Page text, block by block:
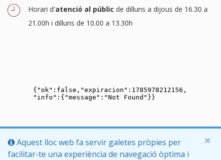
Horari d'atenció al públic de dilluns a dijous de 16.30 a
21.00h i dilluns de 10.00 a 13.30h
Aquest lloc web fa servir galetes pròpies per
facilitar-te una experiència de navegació òptima i
×